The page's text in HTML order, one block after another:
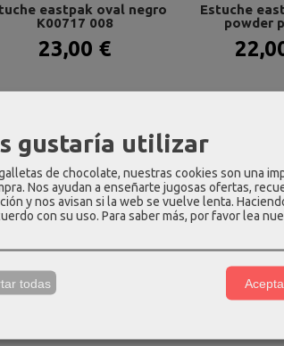
eastpak oval negro
K00717 008
23,00 €
Estuche
powder
gustaría utilizar
de chocolate, nuestras cookies son una
Nos ayudan a enseñarte jugosas ofertas,
y nos avisan si la web se vuelve lenta.
con su uso. Para saber más, por favor lea
todas